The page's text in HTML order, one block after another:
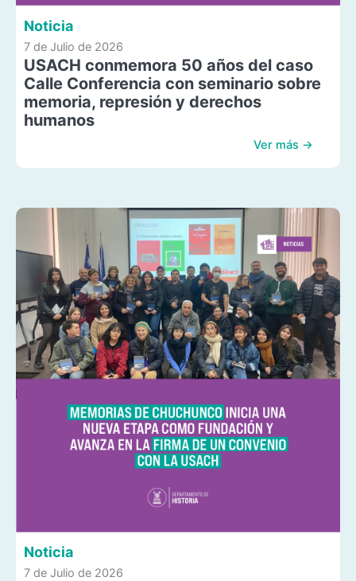
Noticia
7 de Julio de 2026
USACH conmemora 50 años del caso
Calle Conferencia con seminario sobre
memoria, represión y derechos
humanos
Ver más →
Noticia
7 de Julio de 2026